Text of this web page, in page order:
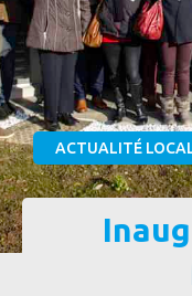
ACTUALITÉ